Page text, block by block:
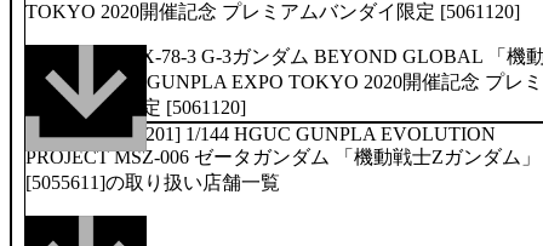
TOKYO 2020開催記念 プレミアムバンダイ限定 [5061120]
[][other/603099201] 1/144 HGUC GUNPLA EVOLUTION
PROJECT MSZ-006 ゼータガンダム 「機動戦士Zガンダム」
[5055611]の取り扱い店舗一覧